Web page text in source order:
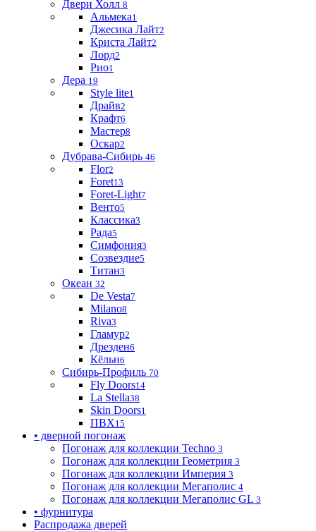
Двери Холл 8
Альмека1
Джесика Лайт2
Криста Лайт2
Лорд2
Рио1
Дера 19
Style lite1
Драйв2
Крафт6
Мастер8
Оскар2
Дубрава-Сибирь 46
Flor2
Foret13
Foret-Light7
Венто5
Классика3
Рада5
Симфония3
Созвездие5
Титан3
Океан 32
De Vesta7
Milano8
Riva3
Гламур2
Дрезден6
Кёльн6
Сибирь-Профиль 70
Fly Doors14
La Stella38
Skin Doors1
ПВХ15
• дверной погонаж
Погонаж для коллекции Techno 3
Погонаж для коллекции Геометрия 3
Погонаж для коллекции Империя 3
Погонаж для коллекции Мегаполис 4
Погонаж для коллекции Мегаполис GL 3
• фурнитура
Распродажа дверей